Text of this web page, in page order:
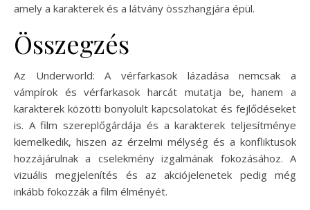
amely a karakterek és a látvány összhangjára épül.
Összegzés
Az Underworld: A vérfarkasok lázadása nemcsak a
vámpírok és vérfarkasok harcát mutatja be, hanem a
karakterek közötti bonyolult kapcsolatokat és fejlődéseket
is. A film szereplőgárdája és a karakterek teljesítménye
kiemelkedik, hiszen az érzelmi mélység és a konfliktusok
hozzájárulnak a cselekmény izgalmának fokozásához. A
vizuális megjelenítés és az akciójelenetek pedig még
inkább fokozzák a film élményét.